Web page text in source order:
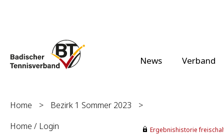
News Verband
Home > Bezirk 1 Sommer 2023
>
Home / Login
Ergebnishistorie